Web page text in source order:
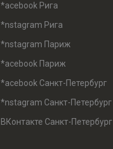
*acebook Рига
*nstagram Рига
*nstagram Париж
*acebook Париж
*acebook Санкт-Петербург
*nstagram Санкт-Петербург
ВКонтакте Санкт-Петербург